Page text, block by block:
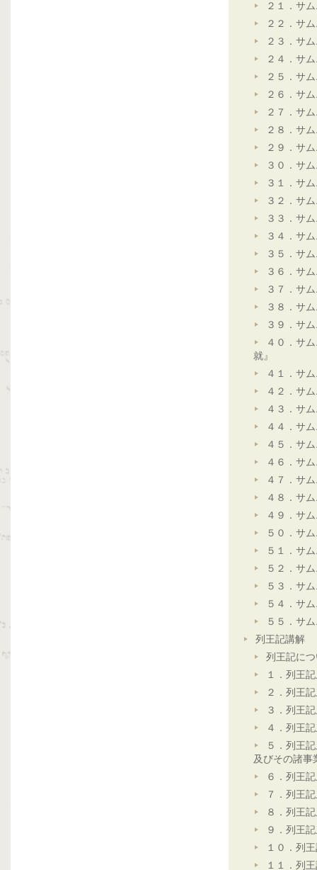
２１．サ
２２．サ
２３．サ
２４．サ
２５．サ
２６．サ
２７．サ
２８．サ
２９．サ
３０．サ
３１．サ
３２．サ
３３．サ
３４．サ
３５．サ
３６．サ
３７．サ
３８．サ
３９．サ
４０．サ
就』
４１．サ
４２．サ
４３．サ
４４．サ
４５．サ
４６．サ
４７．サ
４８．サ
４９．サ
５０．サ
５１．サ
５２．サ
５３．サ
５４．サ
５５．サ
列王記講解
列王記に
１．列王
２．列王
３．列王
４．列王
５．列王
及びその諸事
６．列王
７．列王
８．列王
９．列王
１０．列
１１．列